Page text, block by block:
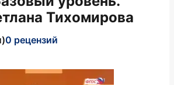
Тихомирова
0 рецензий